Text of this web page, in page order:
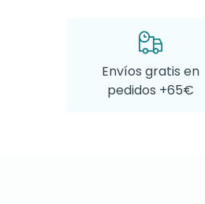
Envíos gratis en
pedidos +65€